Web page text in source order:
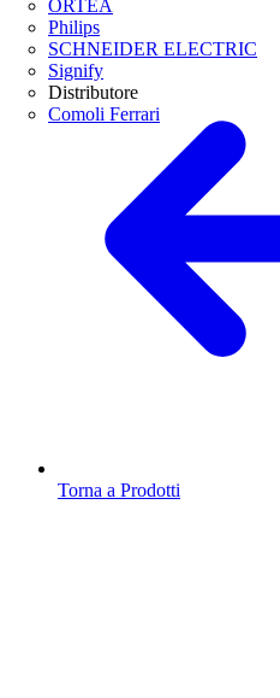
ORTEA
Philips
SCHNEIDER ELECTRIC
Signify
Distributore
Comoli Ferrari
Torna a Prodotti